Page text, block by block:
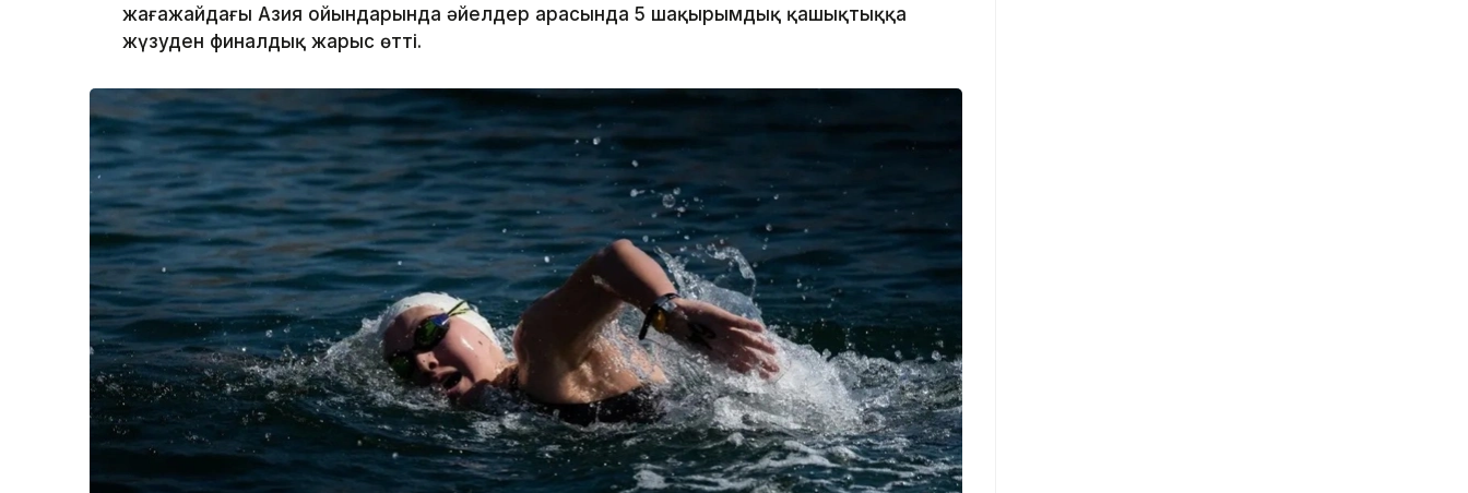
жағажайдағы Азия ойындарында әйелдер арасында 5 шақырымдық қашықтыққа
жүзуден финалдық жарыс өтті.